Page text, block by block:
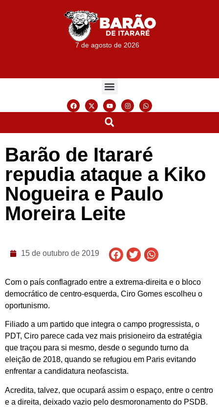
7 de agosto de 2026
Barão de Itararé
repudia ataque a Kiko
Nogueira e Paulo
Moreira Leite
15 de outubro de 2019
Com o país conflagrado entre a extrema-direita e o bloco
democrático de centro-esquerda, Ciro Gomes escolheu o
oportunismo.
Filiado a um partido que integra o campo progressista, o
PDT, Ciro parece cada vez mais prisioneiro da estratégia
que traçou para si mesmo, desde o segundo turno da
eleição de 2018, quando se refugiou em Paris evitando
enfrentar a candidatura neofascista.
Acredita, talvez, que ocupará assim o espaço, entre o centro
e a direita, deixado vazio pelo desmoronamento do PSDB.